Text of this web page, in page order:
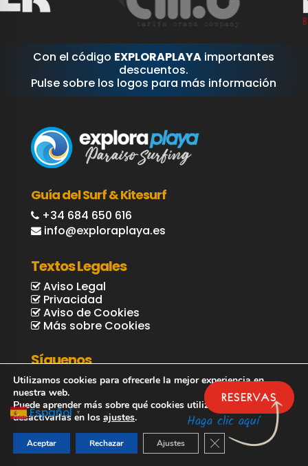
RESERVAS
Haga clic aquí
Con el código EXPLORAPLAYA importantes
descuentos.
Pulse sobre los logos para más información
Guía del Surf & Kitesurf
+34 684 650 616
info@exploraplaya.es
Textos Legales
Aviso Legal
Privacidad
Aviso de Cookies
Más sobre Cookies
Síguenos
© Explora Playa / Guía Surf
Español ▼
Utilizamos cookies para ofrecerle la mejor experiencia en
nuestra web.
Puede aprender más sobre qué cookies utilizamos o
desactivarlas en los ajustes.
Aceptar Rechazar Ajustes Cerrar el banner de